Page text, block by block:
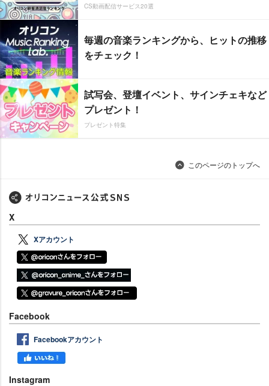
CS動画配信サービス20選
毎週の音楽ランキングから、ヒットの推移
をチェック！
試写会、登壇イベント、サインチェキなど
プレゼント！
プレゼント特集
このページのトップへ
X
Xアカウント
Facebook
Facebookアカウント
Instagram